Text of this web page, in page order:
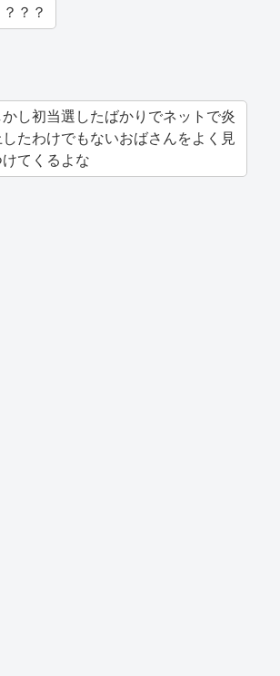
？？？
かし初当選したばかりでネットで炎
したわけでもないおばさんをよく見
けてくるよな